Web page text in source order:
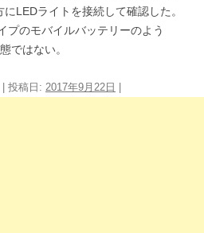
LEDライトを接続して確認した。
プのモバイルバッテリーのよう
ではない。
| 投稿日: 2017年9月22日